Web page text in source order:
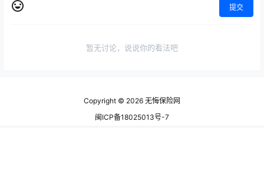
提交
暂无讨论，说说你的看法吧
Copyright © 2026 无悔保险网
闽ICP备18025013号-7